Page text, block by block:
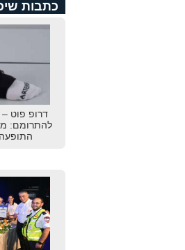
כתבות
דרופ פוט
להתרומם: